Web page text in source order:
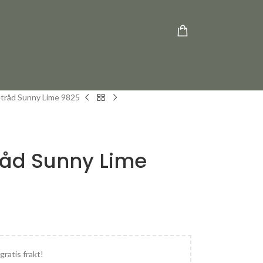
Sunny Lime 9825
Sunny Lime
frakt!